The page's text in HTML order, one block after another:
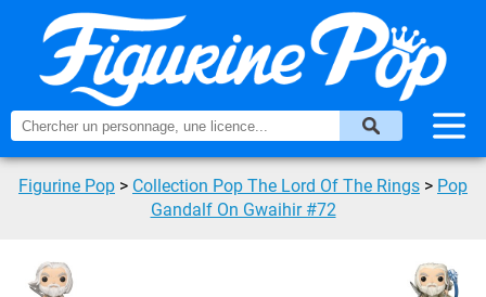
Figurine Pop > Collection Pop The Lord Of The Rings > Pop
Gandalf On Gwaihir #72